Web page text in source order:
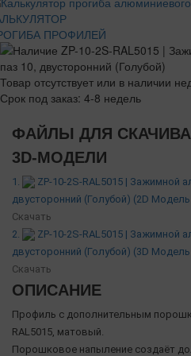
ПРОФИЛЕЙ
Товар отсутствует или в наличии
Срок под заказ: 4-8 недель
ФАЙЛЫ ДЛЯ
3D-МОДЕЛИ
1.
ZP-10-2S-RAL5015 | Зажимной
двусторонний (Голубой) (2D
Скачать
2.
ZP-10-2S-RAL5015 | Зажимной
двусторонний (Голубой) (3D
Скачать
ОПИСАНИЕ
Профиль с дополнительным
RAL5015, матовый.
Порошковое напыление создаёт